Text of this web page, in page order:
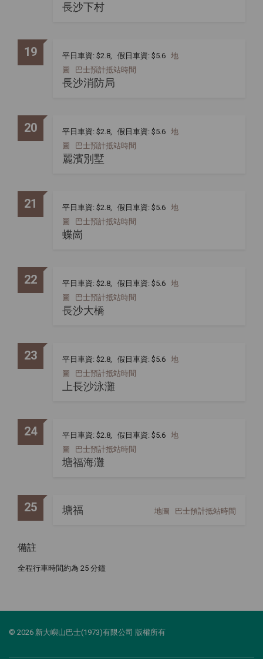
長沙下村
19 平日車資: $2.8, 假日車資: $5.6 地
圖
巴士預計抵站時間
長沙消防局
20 平日車資: $2.8, 假日車資: $5.6 地
圖
巴士預計抵站時間
麗濱別墅
21 平日車資: $2.8, 假日車資: $5.6 地
圖
巴士預計抵站時間
蝶崗
22 平日車資: $2.8, 假日車資: $5.6 地
圖
巴士預計抵站時間
長沙大橋
23 平日車資: $2.8, 假日車資: $5.6 地
圖
巴士預計抵站時間
上長沙泳灘
24 平日車資: $2.8, 假日車資: $5.6 地
圖
巴士預計抵站時間
塘福海灘
25 地圖 巴士預計抵站時間
塘福
備註
全程行車時間約為 25 分鐘
© 2026 新大嶼山巴士(1973)有限公司 版權所有